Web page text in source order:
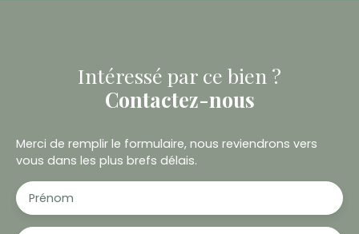
Intéressé par ce bien ?
Contactez-nous
Merci de remplir le formulaire, nous reviendrons vers
vous dans les plus brefs délais.
Prénom